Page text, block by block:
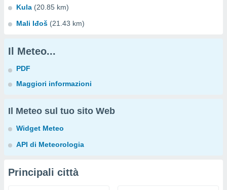
Kula (20.85 km)
Mali Iđoš (21.43 km)
Il Meteo...
PDF
Maggiori informazioni
Il Meteo sul tuo sito Web
Widget Meteo
API di Meteorologia
Principali città